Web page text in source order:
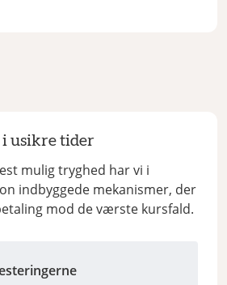
usikre tider
mulig tryghed har vi i
indbyggede mekanismer, der
mod de værste kursfald.